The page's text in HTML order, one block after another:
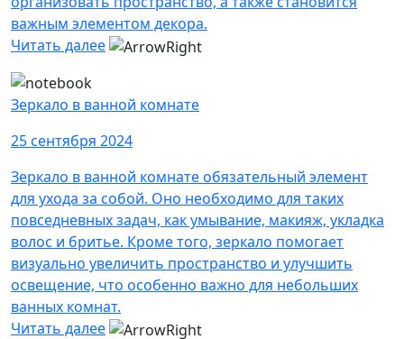
важным элементом декора.
Читать далее
Зеркало в ванной комнате
25 сентября 2024
Зеркало в ванной комнате обязательный элемент
для ухода за собой. Оно необходимо для таких
повседневных задач, как умывание, макияж, укладка
волос и бритье. Кроме того, зеркало помогает
визуально увеличить пространство и улучшить
освещение, что особенно важно для небольших
ванных комнат.
Читать далее